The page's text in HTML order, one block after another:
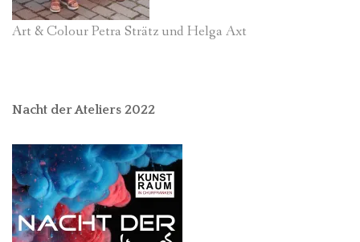
Art & Colour Petra Strätz und Helga Axt
Nacht der Ateliers 2022